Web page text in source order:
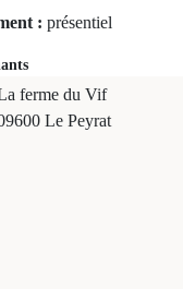
: présentiel
ferme du Vif
Le Peyrat